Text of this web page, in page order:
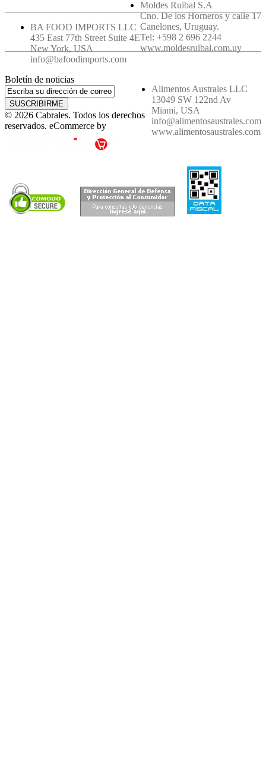
Moldes Ruibal S.A
Cno. De los Horneros y calle 17
Canelones, Uruguay.
Tel: +598 2 696 2244
www.moldesruibal.com.uy
BA FOOD IMPORTS LLC
435 East 77th Street Suite 4E
New York, USA
info@bafoodimports.com
Alimentos Australes LLC
13049 SW 122nd Av
Miami, USA
info@alimentosaustrales.com
www.alimentosaustrales.com
Boletín de noticias
SUSCRIBIRME
© 2026 Cabrales. Todos los derechos
reservados. eCommerce by